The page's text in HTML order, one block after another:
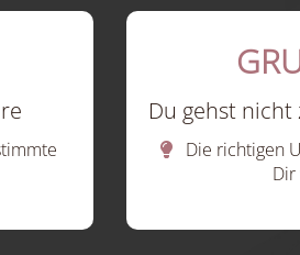
Du gehst
Die richtigen
Dir